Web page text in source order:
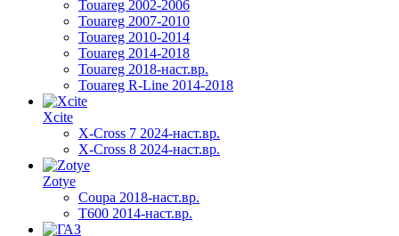
Touareg 2002-2006
Touareg 2007-2010
Touareg 2010-2014
Touareg 2014-2018
Touareg 2018-наст.вр.
Touareg R-Line 2014-2018
Xcite
X-Cross 7 2024-наст.вр.
X-Cross 8 2024-наст.вр.
Zotye
Coupa 2018-наст.вр.
T600 2014-наст.вр.